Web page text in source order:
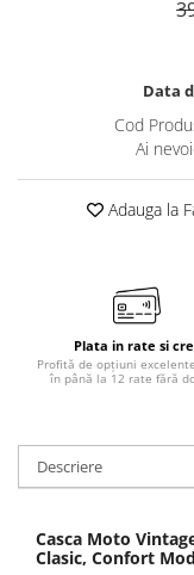
Data
Cod
Ai
Adauga la
Plata in rate si
Profită de opțiuni
în până la 12 rate fără
Descriere
Casca Moto
Clasic, Confort